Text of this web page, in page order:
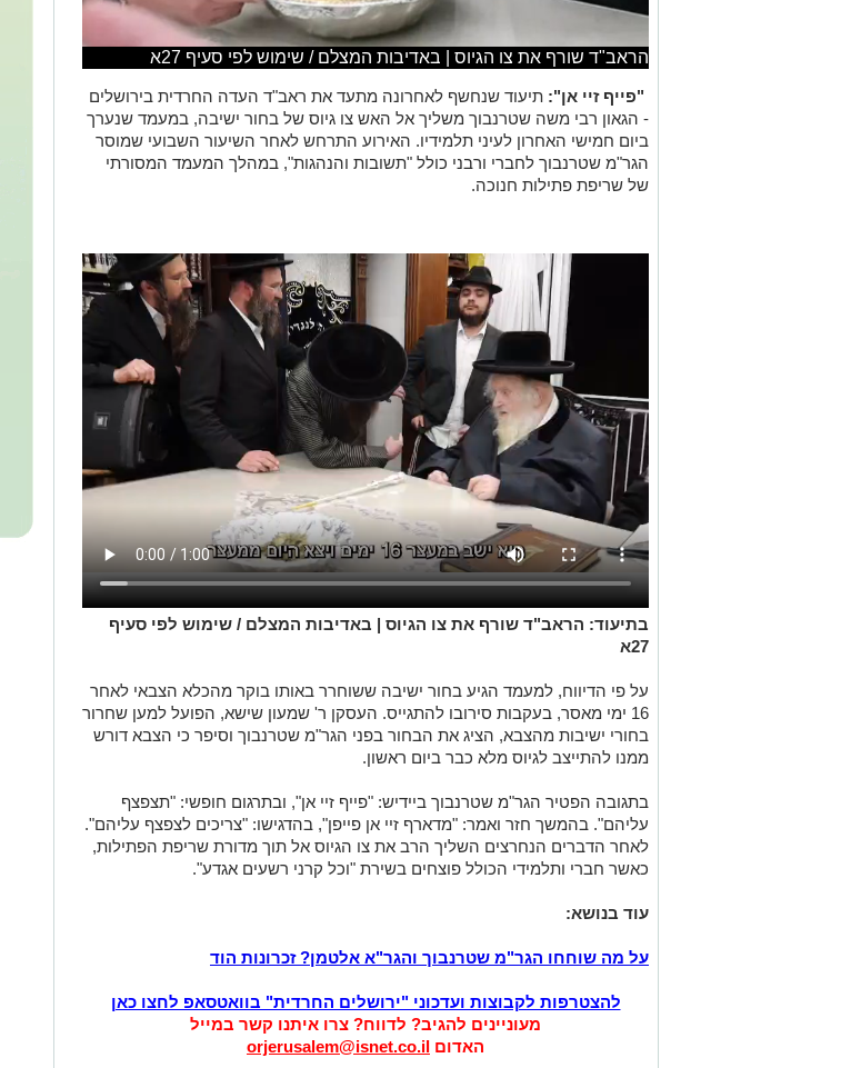
הראב"ד שורף את צו הגיוס | באדיבות המצלם / שימוש לפי סעיף 27א
"פייף זיי אן": תיעוד שנחשף לאחרונה מתעד את ראב"ד העדה החרדית בירושלים
- הגאון רבי משה שטרנבוך משליך אל האש צו גיוס של בחור ישיבה, במעמד שנערך
ביום חמישי האחרון לעיני תלמידיו. האירוע התרחש לאחר השיעור השבועי שמוסר
הגר"מ שטרנבוך לחברי ורבני כולל "תשובות והנהגות", במהלך המעמד המסורתי
של שריפת פתילות חנוכה.
בתיעוד: הראב"ד שורף את צו הגיוס | באדיבות המצלם / שימוש לפי סעיף
27א
על פי הדיווח, למעמד הגיע בחור ישיבה ששוחרר באותו בוקר מהכלא הצבאי לאחר
16 ימי מאסר, בעקבות סירובו להתגייס. העסקן ר' שמעון שישא, הפועל למען שחרור
בחורי ישיבות מהצבא, הציג את הבחור בפני הגר"מ שטרנבוך וסיפר כי הצבא דורש
ממנו להתייצב לגיוס מלא כבר ביום ראשון.
בתגובה הפטיר הגר"מ שטרנבוך ביידיש: "פייף זיי אן", ובתרגום חופשי: "תצפצף
עליהם". בהמשך חזר ואמר: "מדארף זיי אן פייפן", בהדגישו: "צריכים לצפצף עליהם".
לאחר הדברים הנחרצים השליך הרב את צו הגיוס אל תוך מדורת שריפת הפתילות,
כאשר חברי ותלמידי הכולל פוצחים בשירת "וכל קרני רשעים אגדע".
עוד בנושא:
על מה שוחחו הגר"מ שטרנבוך והגר"א אלטמן? זכרונות הוד
להצטרפות לקבוצות ועדכוני "ירושלים החרדית" בוואטסאפ לחצו כאן
מעוניינים להגיב? לדווח? צרו איתנו קשר במייל
האדום orjerusalem@isnet.co.il